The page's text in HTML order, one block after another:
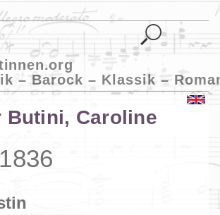
– Barock – Klassik –
Butini, Caroline